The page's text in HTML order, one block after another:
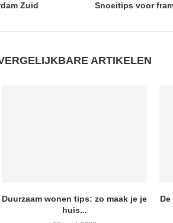
Zuid
Snoeitips voor
ARTIKELEN
Duurzaam wonen tips: zo maak je je
huis...